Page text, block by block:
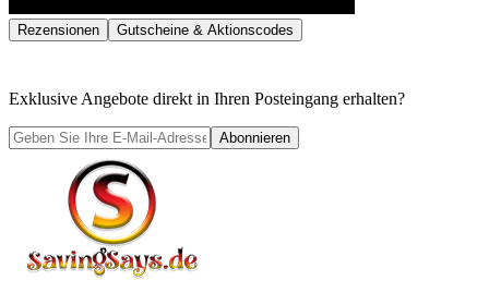
Rezensionen Gutscheine & Aktionscodes
Exklusive Angebote direkt in Ihren Posteingang erhalten?
Abonnieren